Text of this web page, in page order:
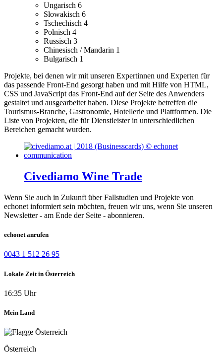
Ungarisch 6
Slowakisch 6
Tschechisch 4
Polnisch 4
Russisch 3
Chinesisch / Mandarin 1
Bulgarisch 1
Projekte, bei denen wir mit unseren Expertinnen und Experten für
das passende Front-End gesorgt haben und mit Hilfe von HTML,
CSS und JavaScript das Front-End auf der Seite des Anwenders
gestaltet und ausgearbeitet haben. Diese Projekte betreffen die
Tourismus-Branche, Gastronomie, Hotellerie und Plattformen. Die
Liste von Projekten, die für Dienstleister in unterschiedlichen
Bereichen gemacht wurden.
Civediamo Wine Trade
Wenn Sie auch in Zukunft über Fallstudien und Projekte von
echonet informiert sein möchten, freuen wir uns, wenn Sie unseren
Newsletter - am Ende der Seite - abonnieren.
echonet anrufen
0043 1 512 26 95
Lokale Zeit in Österreich
16:35 Uhr
Mein Land
Österreich